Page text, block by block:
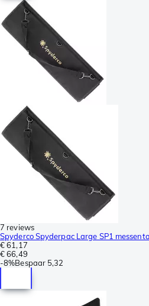
7 reviews
Spyderco Spyderpac Large SP1
€ 61,17
€ 66,49
-8%Bespaar 5,32